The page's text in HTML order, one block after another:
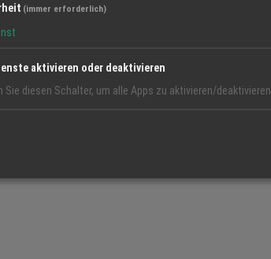
(immer erforderlich)
aktivieren oder deaktivieren
Sie diesen Schalter, um alle Apps zu aktivieren/deaktivieren.